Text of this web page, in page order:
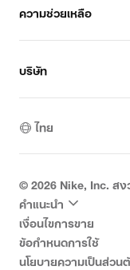
ความช่วยเหลือ
บริษัท
ไทย
©2026Nike, Inc. ส
คำแนะนำ
เงื่อนไขการขาย
ข้อกำหนดการใช้
นโยบายความเป็นส่ว